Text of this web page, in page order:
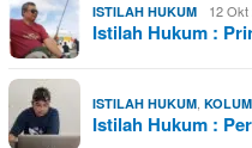
ISTILAH HUKUM 12 Okt
Istilah Hukum :
ISTILAH HUKUM,
Istilah Hukum :